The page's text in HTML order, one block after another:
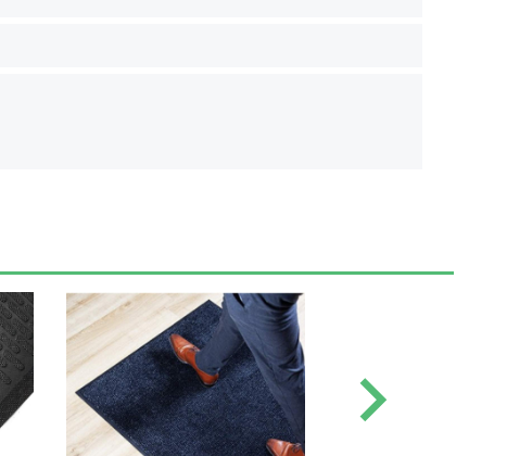
keyboard_arrow_right